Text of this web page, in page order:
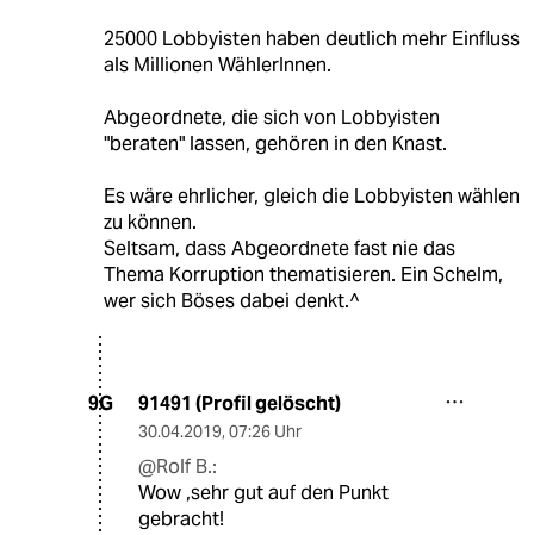
25000 Lobbyisten haben deutlich mehr Einfluss
als Millionen WählerInnen.
Abgeordnete, die sich von Lobbyisten
"beraten" lassen, gehören in den Knast.
Es wäre ehrlicher, gleich die Lobbyisten wählen
zu können.
Seltsam, dass Abgeordnete fast nie das
Thema Korruption thematisieren. Ein Schelm,
wer sich Böses dabei denkt.^
9G 91491 (Profil gelöscht)
30.04.2019, 07:26 Uhr
@Rolf B.:
Wow ,sehr gut auf den Punkt
gebracht!